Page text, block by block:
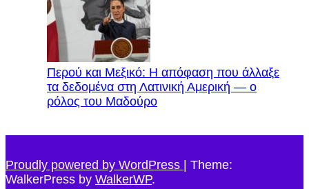
Περού και Μεξικό: Η απόφαση που άλλαξε
τα δεδομένα στη Λατινική Αμερική — ο
ρόλος του Μαδούρο
Proudly powered by WordPress | Theme:
WalkerPress by WalkerWP.